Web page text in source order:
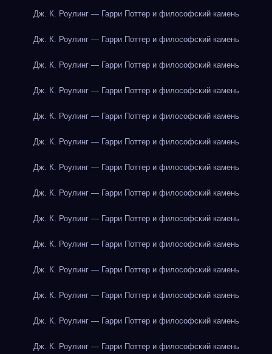
Дж. К. Роулинг — Гарри Поттер и философский камень
Дж. К. Роулинг — Гарри Поттер и философский камень
Дж. К. Роулинг — Гарри Поттер и философский камень
Дж. К. Роулинг — Гарри Поттер и философский камень
Дж. К. Роулинг — Гарри Поттер и философский камень
Дж. К. Роулинг — Гарри Поттер и философский камень
Дж. К. Роулинг — Гарри Поттер и философский камень
Дж. К. Роулинг — Гарри Поттер и философский камень
Дж. К. Роулинг — Гарри Поттер и философский камень
Дж. К. Роулинг — Гарри Поттер и философский камень
Дж. К. Роулинг — Гарри Поттер и философский камень
Дж. К. Роулинг — Гарри Поттер и философский камень
Дж. К. Роулинг — Гарри Поттер и философский камень
Дж. К. Роулинг — Гарри Поттер и философский камень